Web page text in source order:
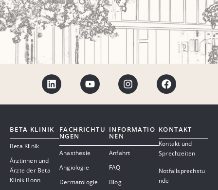
BETA KLINIK
Beta Klinik
Ärztinnen und
Ärzte der Beta
Klinik Bonn
FACHRICHTU
NGEN
Anästhesie
Angiologie
Dermatologie
INFORMATIO
NEN
Anfahrt
FAQ
Blog
KONTAKT
Kontakt und
Sprechzeiten
Notfallsprechstu
nde